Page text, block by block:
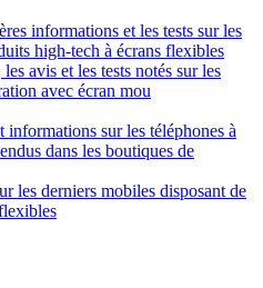
informations et les tests sur les
high-tech à écrans flexibles
avis et les tests notés sur les
avec écran mou
informations sur les téléphones à
dans les boutiques de
les derniers mobiles disposant de